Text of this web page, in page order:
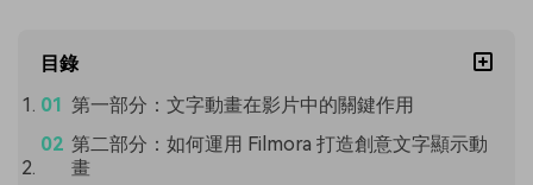
目錄
第一部分：文字動畫在影片中的關鍵作用
第二部分：如何運用 Filmora 打造創意文字顯示動
畫